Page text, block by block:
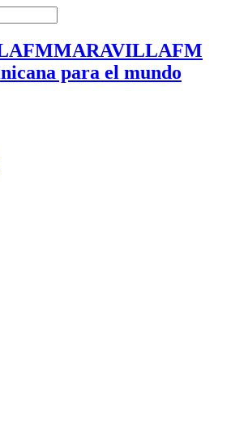
MARAVILLAFM
para el mundo